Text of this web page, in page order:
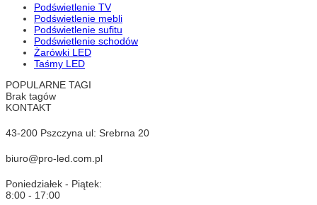
Podświetlenie TV
Podświetlenie mebli
Podświetlenie sufitu
Podświetlenie schodów
Żarówki LED
Taśmy LED
POPULARNE TAGI
Brak tagów
KONTAKT
43-200 Pszczyna ul: Srebrna 20
biuro@pro-led.com.pl
Poniedziałek - Piątek:
8:00 - 17:00